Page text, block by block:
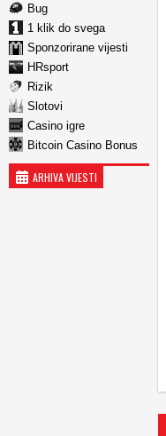
Bug
1 klik do svega
Sponzorirane vijesti
HRsport
Rizik
Slotovi
Casino igre
Bitcoin Casino Bonus
ARHIVA VIJESTI